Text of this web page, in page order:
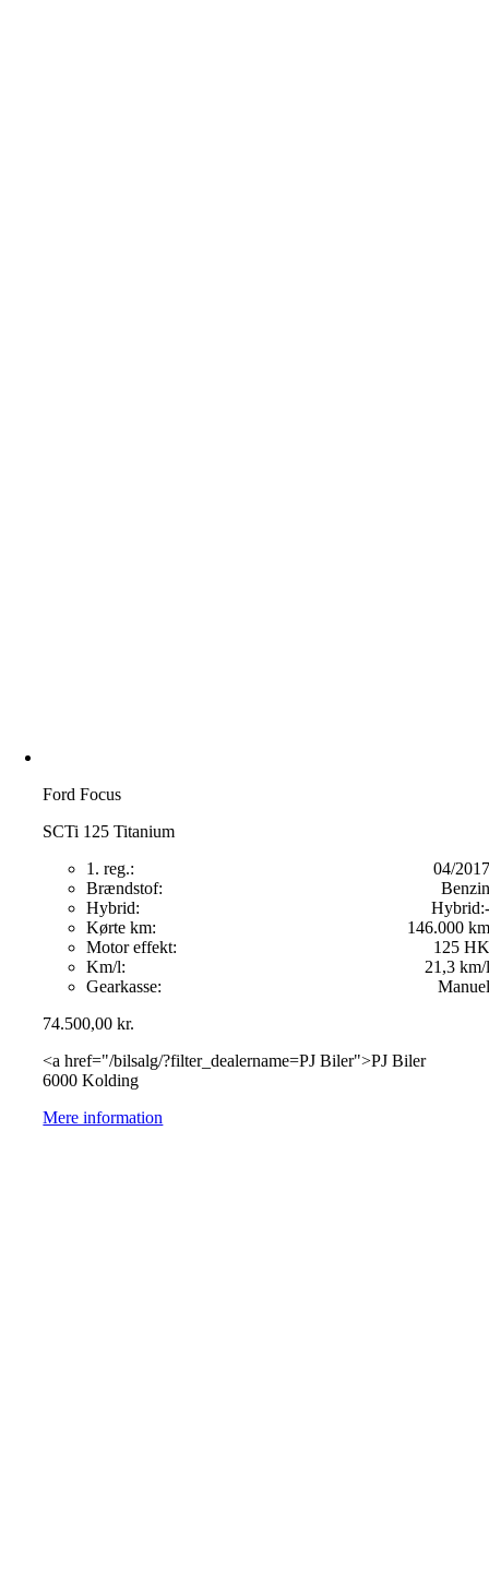
Ford Focus
SCTi 125 Titanium
1. reg.:
04/2017
Brændstof:
Benzin
Hybrid:
Hybrid:-
Kørte km:
146.000 km
Motor effekt:
125 HK
Km/l:
21,3 km/l
Gearkasse:
Manuel
74.500,00kr.
<a href="/bilsalg/?filter_dealername=PJ Biler">PJ Biler
6000 Kolding
Mere information